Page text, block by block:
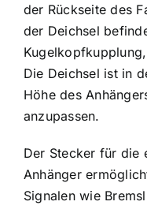
der Rückseite des
der Deichsel
Die Deichsel ist in
Höhe des
anzupassen.
Der Stecker für die
Anhänger
Signalen wie